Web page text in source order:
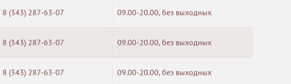
8 (343) 287-63-07 09.00-20.00, без выходных
8 (343) 287-63-07 09.00-20.00, без выходных
8 (343) 287-63-07 09.00-20.00, без выходных